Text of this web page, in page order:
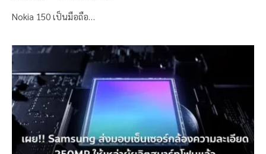
Nokia 150 เป็นมือถือ…